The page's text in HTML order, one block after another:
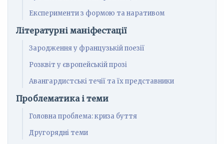
Експерименти з формою та наративом
Літературні маніфестації
Зародження у французькій поезії
Розквіт у європейській прозі
Авангардистські течії та їх представники
Проблематика і теми
Головна проблема: криза буття
Другорядні теми